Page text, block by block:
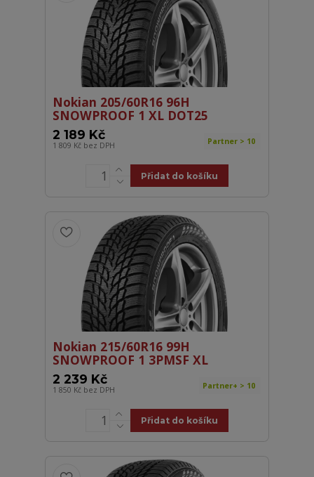
Nokian 205/60R16 96H
SNOWPROOF 1 XL DOT25
2 189 Kč
1 809 Kč bez DPH Partner > 10
Přidat do košíku
Nokian 215/60R16 99H
SNOWPROOF 1 3PMSF XL
2 239 Kč
1 850 Kč bez DPH Partner+ > 10
Přidat do košíku